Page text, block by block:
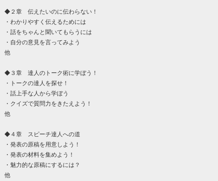
◆２章 伝えたいのに伝わらない！
・わかりやすく伝えるためには
・話をちゃんと聞いてもらうには
・自分の意見を言ってみよう
他
◆３章 達人のトーク術に学ぼう！
・トークの達人を探せ！
・話上手な人から学ぼう
・クイズで質問力をきたえよう！
他
◆４章 スピーチ達人への道
・発表の原稿を用意しよう！
・発表の材料を集めよう！
・魅力的な原稿にするには？
他